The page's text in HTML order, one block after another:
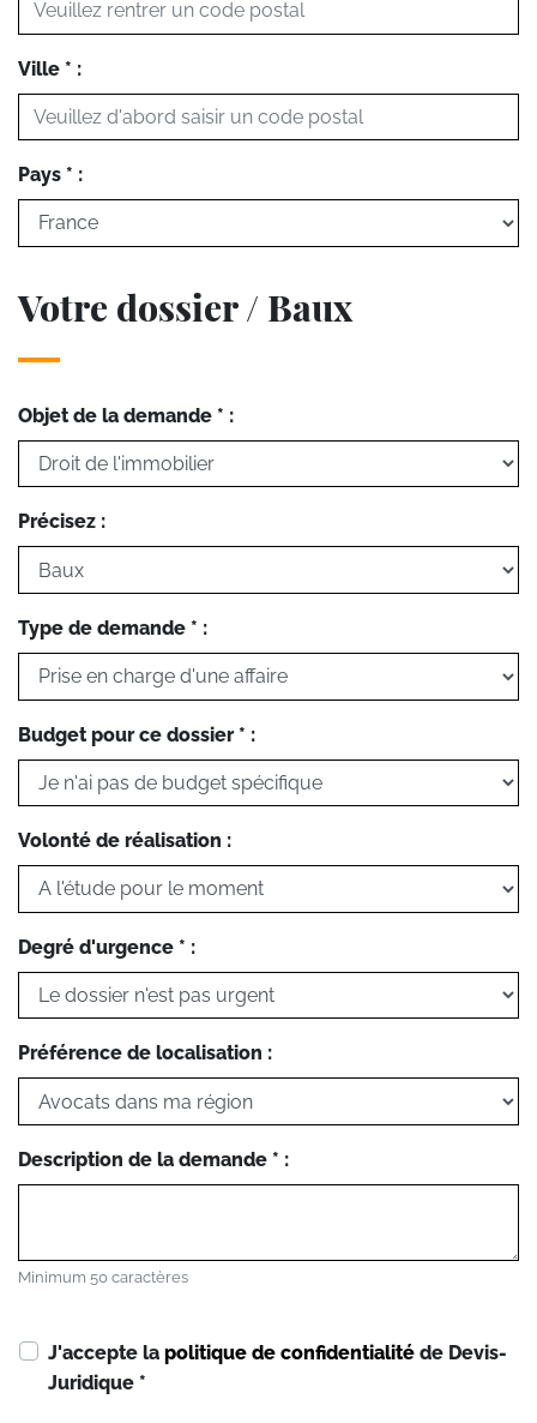
Ville * :
Pays * :
Votre dossier / Baux
Objet de la demande * :
Précisez :
Type de demande * :
Budget pour ce dossier * :
Volonté de réalisation :
Degré d'urgence * :
Préférence de localisation :
Description de la demande * :
Minimum 50 caractères
J'accepte la politique de confidentialité de Devis-
Juridique *